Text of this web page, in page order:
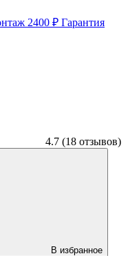
2400 ₽ Гарантия
4.7 (18 отзывов)
В избранное